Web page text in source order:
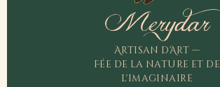
Merydar
Artisan d'Art —
Fée de la nature et de
l'imaginaire